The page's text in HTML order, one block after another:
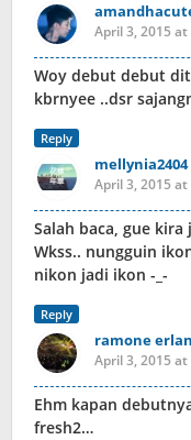
April 3, 2015
Woy debut debut
kbrnyee ..dsr
Reply
mellynia2404
April 3, 2015
Salah baca, gue
Wkss.. nungguin
nikon jadi ikon -_-
Reply
ramone
April 3, 2015
Ehm kapan
fresh2…